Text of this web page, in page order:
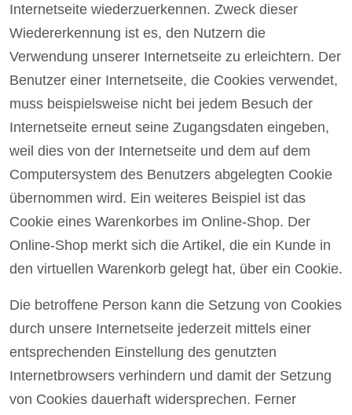
Internetseite wiederzuerkennen. Zweck dieser
Wiedererkennung ist es, den Nutzern die
Verwendung unserer Internetseite zu erleichtern. Der
Benutzer einer Internetseite, die Cookies verwendet,
muss beispielsweise nicht bei jedem Besuch der
Internetseite erneut seine Zugangsdaten eingeben,
weil dies von der Internetseite und dem auf dem
Computersystem des Benutzers abgelegten Cookie
übernommen wird. Ein weiteres Beispiel ist das
Cookie eines Warenkorbes im Online-Shop. Der
Online-Shop merkt sich die Artikel, die ein Kunde in
den virtuellen Warenkorb gelegt hat, über ein Cookie.
Die betroffene Person kann die Setzung von Cookies
durch unsere Internetseite jederzeit mittels einer
entsprechenden Einstellung des genutzten
Internetbrowsers verhindern und damit der Setzung
von Cookies dauerhaft widersprechen. Ferner